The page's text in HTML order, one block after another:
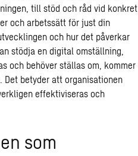
till stöd och råd vid konkret
och arbetssätt för just din
och hur det påverkar
stödja en digital omställning,
och behöver ställas om, kommer
betyder att organisationen
effektiviseras och
som